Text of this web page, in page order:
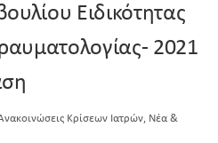
Ειδικότητας
2021
Κρίσεων Ιατρών, Νέα &